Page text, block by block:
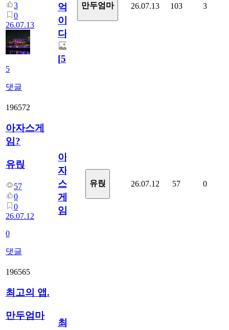
3
0
26.07.13
5
댓글
억
이
다.
[5]
만두엄마 26.07.13 103 3
196572
아자스게
임?
유릱
57
0
0
26.07.12
0
댓글
아
자
스
게
임?
유릱 26.07.12 57 0
196565
최고의 앱.
만두엄마
최